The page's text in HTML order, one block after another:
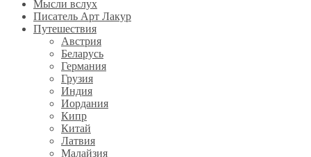
Мысли вслух
Писатель Арт Лакур
Путешествия
Австрия
Беларусь
Германия
Грузия
Индия
Иордания
Кипр
Китай
Латвия
Малайзия